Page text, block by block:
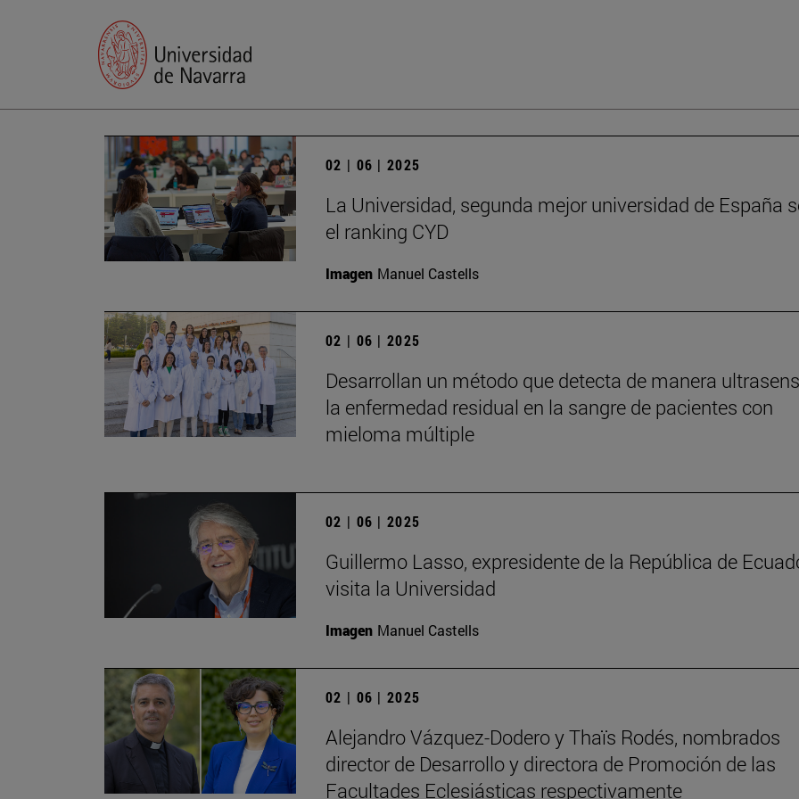
02 | 06 | 2025
La Universidad, segunda mejor universidad de España
el ranking CYD
Imagen Manuel Castells
02 | 06 | 2025
Desarrollan un método que detecta de manera
la enfermedad residual en la sangre de pacientes con
mieloma múltiple
02 | 06 | 2025
Guillermo Lasso, expresidente de la República de
visita la Universidad
Imagen Manuel Castells
02 | 06 | 2025
Alejandro Vázquez-Dodero y Thaïs Rodés, nombrados
director de Desarrollo y directora de Promoción de las
Facultades Eclesiásticas respectivamente